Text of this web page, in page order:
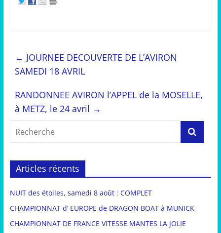
← JOURNEE DECOUVERTE DE L’AVIRON
SAMEDI 18 AVRIL
RANDONNEE AVIRON l’APPEL de la MOSELLE,
à METZ, le 24 avril →
Articles récents
NUIT des étoiles, samedi 8 août : COMPLET
CHAMPIONNAT d’ EUROPE de DRAGON BOAT à MUNICK
CHAMPIONNAT DE FRANCE VITESSE MANTES LA JOLIE